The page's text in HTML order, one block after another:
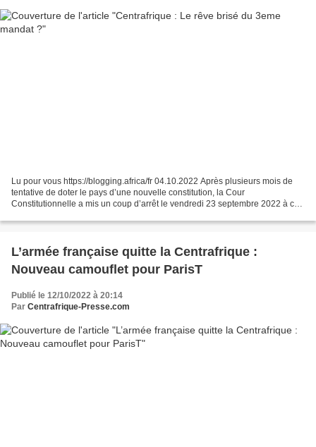
Lu pour vous https://blogging.africa/fr 04.10.2022 Après plusieurs mois de
tentative de doter le pays d’une nouvelle constitution, la Cour
Constitutionnelle a mis un coup d’arrêt le vendredi 23 septembre 2022 à ce
L’armée française quitte la Centrafrique :
Nouveau camouflet pour ParisT
Publié le 12/10/2022 à 20:14
Par Centrafrique-Presse.com